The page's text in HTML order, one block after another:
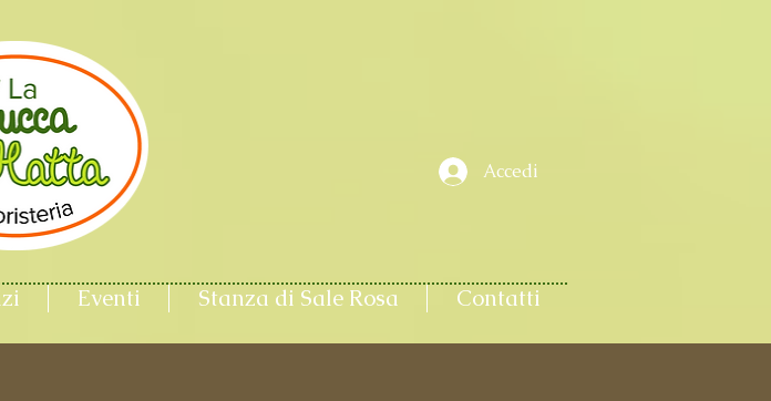
Accedi
Eventi Stanza di Sale Rosa Contatti